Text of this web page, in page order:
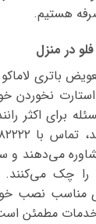
هستیم.
در منزل
باتری لاماکو
نخوردن
برای اکثر
می‌دهند
چک می‌کنند.
مناسب نصب
خدمات مطمئن